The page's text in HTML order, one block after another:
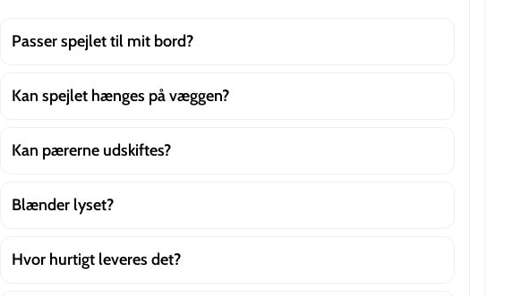
Passer spejlet til mit bord?
Kan spejlet hænges på væggen?
Kan pærerne udskiftes?
Blænder lyset?
Hvor hurtigt leveres det?